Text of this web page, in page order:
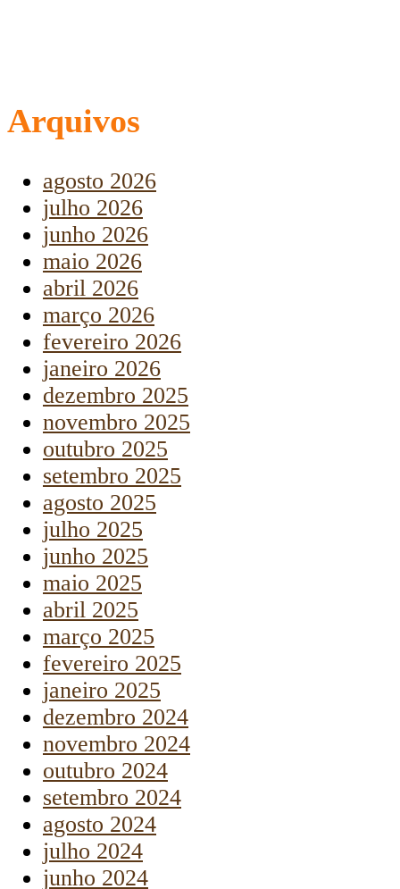
Arquivos
agosto 2026
julho 2026
junho 2026
maio 2026
abril 2026
março 2026
fevereiro 2026
janeiro 2026
dezembro 2025
novembro 2025
outubro 2025
setembro 2025
agosto 2025
julho 2025
junho 2025
maio 2025
abril 2025
março 2025
fevereiro 2025
janeiro 2025
dezembro 2024
novembro 2024
outubro 2024
setembro 2024
agosto 2024
julho 2024
junho 2024